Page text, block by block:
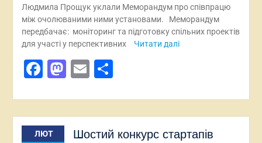
Людмила Прощук уклали Меморандум про співпрацю
між очолюваними ними установами. Меморандум
передбачає: моніторинг та підготовку спільних проектів
для участі у перспективних
Читати далі
Facebook
Mastodon
EmailПоділитися
ЛЮТ
Шостий конкурс стартапів